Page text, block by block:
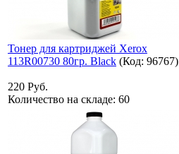
Тонер для картриджей Xerox
113R00730 80гр. Black (Код: 96767)
220 Руб.
Количество на складе: 60